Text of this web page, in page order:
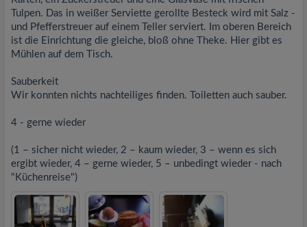
Tulpen. Das in weißer Serviette gerollte Besteck wird mit Salz -
und Pfefferstreuer auf einem Teller serviert. Im oberen Bereich
ist die Einrichtung die gleiche, bloß ohne Theke. Hier gibt es
Mühlen auf dem Tisch.
Sauberkeit
Wir konnten nichts nachteiliges finden. Toiletten auch sauber.
4 - gerne wieder
(1 – sicher nicht wieder, 2 – kaum wieder, 3 – wenn es sich
ergibt wieder, 4 – gerne wieder, 5 – unbedingt wieder - nach
"Küchenreise")